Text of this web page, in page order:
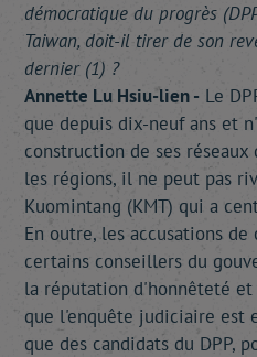
démocratique du progrès
Taiwan, doit-il tirer de son
dernier (1) ?
Annette Lu Hsiu-lien - Le
que depuis dix-neuf ans et
construction de ses
les régions, il ne peut pas
Kuomintang (KMT) qui a
En outre, les accusations
certains conseillers du
la réputation d'honnêteté et
que l'enquête judiciaire est
que des candidats du DPP,